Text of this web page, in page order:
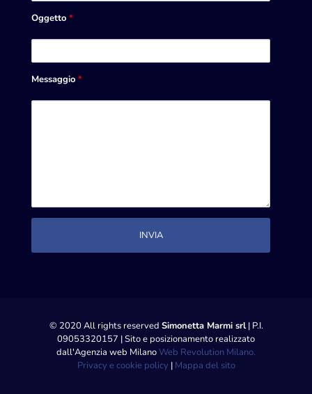
Oggetto *
Messaggio *
© 2020 All rights reserved Simonetta Marmi srl| P.I.
09053320157 | Sito e posizionamento realizzato
dall'Agenzia web MilanoWeb Revolution Milano.
Privacy e cookie policy | Mappa del sito